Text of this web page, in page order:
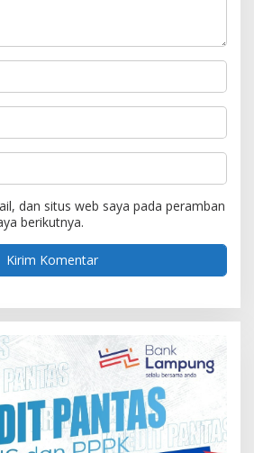
dan situs web saya pada peramban
berikutnya.